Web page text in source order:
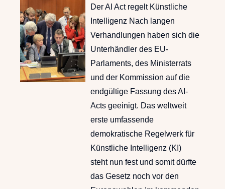
Der AI Act regelt Künstliche
Intelligenz Nach langen
Verhandlungen haben sich die
Unterhändler des EU-
Parlaments, des Ministerrats
und der Kommission auf die
endgültige Fassung des AI-
Acts geeinigt. Das weltweit
erste umfassende
demokratische Regelwerk für
Künstliche Intelligenz (KI)
steht nun fest und somit dürfte
das Gesetz noch vor den